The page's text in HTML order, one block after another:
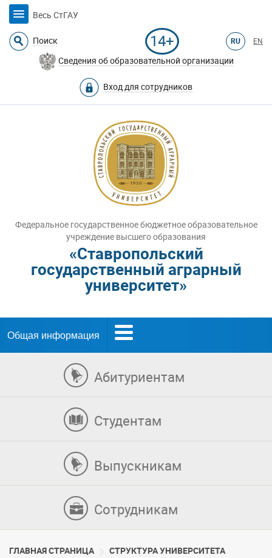
Весь СтГАУ
Поиск 14+ RU EN
Сведения об образовательной организации
Вход для сотрудников
Федеральное государственное бюджетное образовательное
учреждение высшего образования
«Ставропольский
государственный аграрный
университет»
Общая информация
Абитуриентам
Студентам
Выпускникам
Сотрудникам
ГЛАВНАЯ СТРАНИЦА CТРУКТУРА УНИВЕРСИТЕТА